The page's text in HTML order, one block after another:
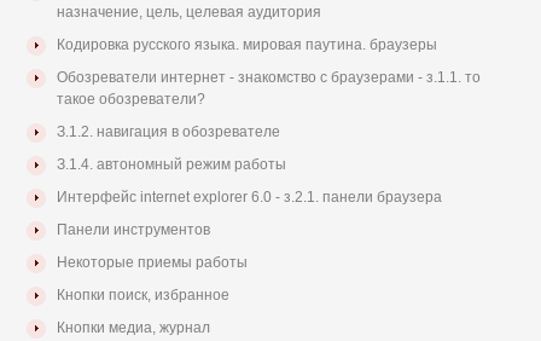
назначение, цель, целевая аудитория
Кодировка русского языка. мировая паутина. браузеры
Обозреватели интернет - знакомство с браузерами - з.1.1. то
такое обозреватели?
З.1.2. навигация в обозревателе
З.1.4. автономный режим работы
Интерфейс internet explorer 6.0 - з.2.1. панели браузера
Панели инструментов
Некоторые приемы работы
Кнопки поиск, избранное
Кнопки медиа, журнал